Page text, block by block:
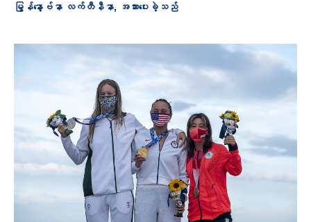
မြွန်နော့ဗ်နာ လက်တီနီနာ, အသားပေးခဲ့သည်